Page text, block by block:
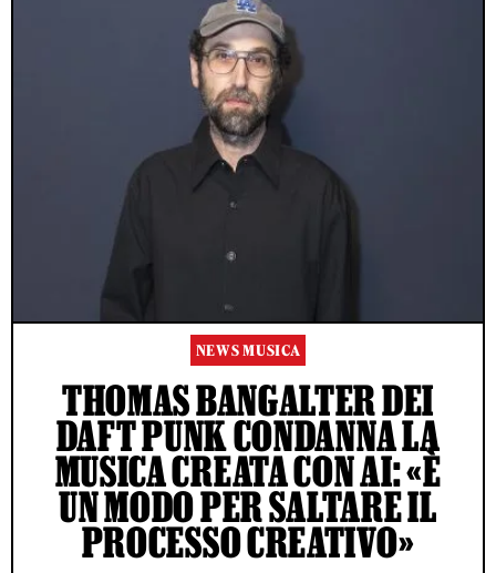
NEWS MUSICA
THOMAS BANGALTER DEI
DAFT PUNK CONDANNA LA
MUSICA CREATA CON AI: «È
UN MODO PER SALTARE IL
PROCESSO CREATIVO»